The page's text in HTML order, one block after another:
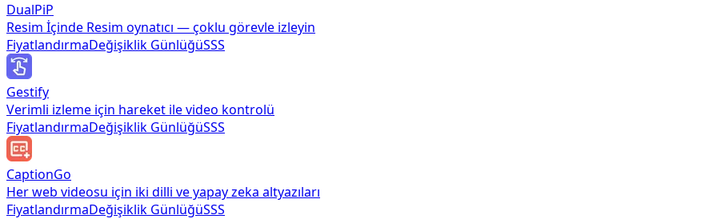
DualPiP
Resim İçinde Resim oynatıcı — çoklu görevle izleyin
FiyatlandırmaDeğişiklik GünlüğüSSS
Gestify
Verimli izleme için hareket ile video kontrolü
FiyatlandırmaDeğişiklik GünlüğüSSS
CaptionGo
Her web videosu için iki dilli ve yapay zeka altyazıları
FiyatlandırmaDeğişiklik GünlüğüSSS